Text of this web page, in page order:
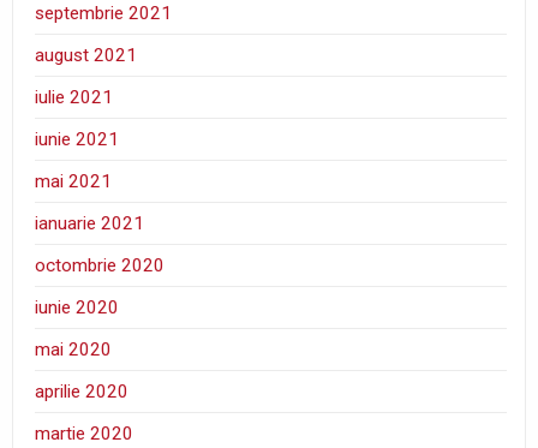
septembrie 2021
august 2021
iulie 2021
iunie 2021
mai 2021
ianuarie 2021
octombrie 2020
iunie 2020
mai 2020
aprilie 2020
martie 2020